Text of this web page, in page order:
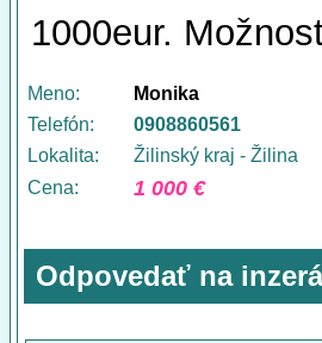
1000eur.
Meno:
Monika
Telefón:
0908860561
Lokalita:
Žilinský kraj - Žilina
Cena:
1 000 €
Odpovedať na